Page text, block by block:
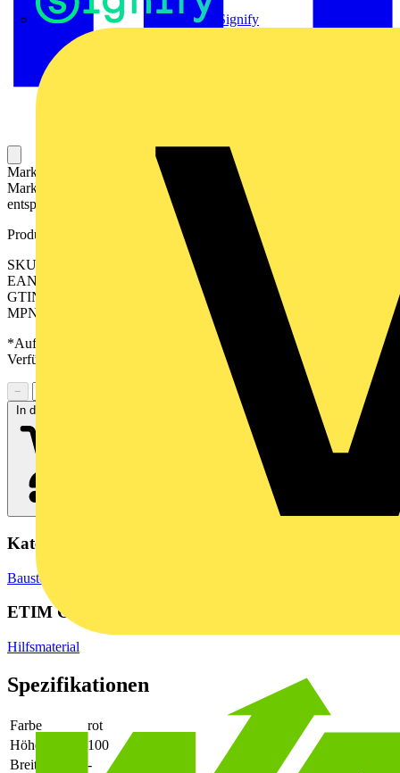
Signify
Markierer für die Kennzeichnung von Betriebsmitteln. Die
Markierer können mit einem Drucker oder Plotter und
entsprechender Software beschriftet werden.
Produktkennzeichen
SKU: 2528310000
EAN: 04050118539202
GTIN: 04050118539202
MPN: EL 100 MM RT 30M
*Auf Anfrage verfügbar - bitte in den Warenkorb legen, um
Verfügbarkeit zu prüfen
−
In den Warenkorb
Kategorien
Baustoffe & Verbrauchsmaterialien
ETIM Group
Hilfsmaterial
Spezifikationen
Farbe
rot
Höhe
100
Breite
-